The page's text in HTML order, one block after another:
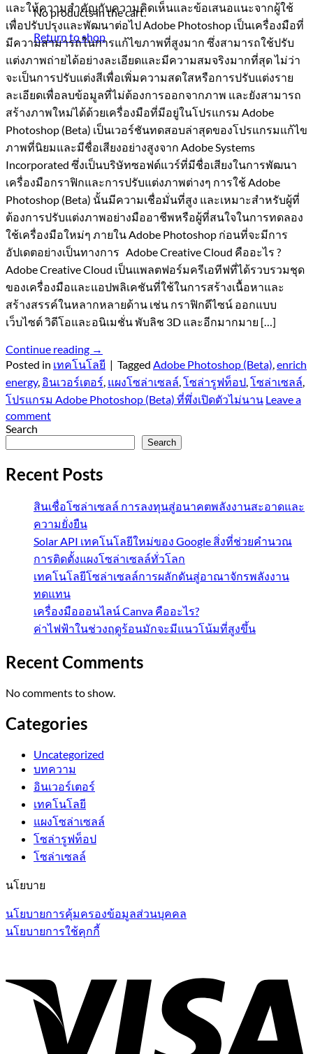
No products in the cart.
Return to shop
และให้ความสำคัญกับความคิดเห็นและข้อเสนอแนะจากผู้ใช้
เพื่อปรับปรุงและพัฒนาต่อไป Adobe Photoshop เป็นเครื่องมือที่
มีความสามารถในการแก้ไขภาพที่สูงมาก ซึ่งสามารถใช้ปรับ
แต่งภาพถ่ายได้อย่างละเอียดและมีความสมจริงมากที่สุด ไม่ว่า
จะเป็นการปรับแต่งสีเพื่อเพิ่มความสดใสหรือการปรับแต่งราย
ละเอียดเพื่อลบข้อมูลที่ไม่ต้องการออกจากภาพ และยังสามารถ
สร้างภาพใหม่ได้ด้วยเครื่องมือที่มีอยู่ในโปรแกรม Adobe
Photoshop (Beta) เป็นเวอร์ชันทดสอบล่าสุดของโปรแกรมแก้ไข
ภาพที่นิยมและมีชื่อเสียงอย่างสูงจาก Adobe Systems
Incorporated ซึ่งเป็นบริษัทซอฟต์แวร์ที่มีชื่อเสียงในการพัฒนา
เครื่องมือกราฟิกและการปรับแต่งภาพต่างๆ การใช้ Adobe
Photoshop (Beta) นั้นมีความเชื่อมั่นที่สูง และเหมาะสำหรับผู้ที่
ต้องการปรับแต่งภาพอย่างมืออาชีพหรือผู้ที่สนใจในการทดลอง
ใช้เครื่องมือใหม่ๆ ภายใน Adobe Photoshop ก่อนที่จะมีการ
อัปเดตอย่างเป็นทางการ Adobe Creative Cloud คืออะไร ?
Adobe Creative Cloud เป็นแพลตฟอร์มครีเอทีฟที่ได้รวบรวมชุด
ของเครื่องมือและแอปพลิเคชันที่ใช้ในการสร้างเนื้อหาและ
สร้างสรรค์ในหลากหลายด้าน เช่น กราฟิกดีไซน์ ออกแบบ
เว็บไซต์ วิดีโอและอนิเมชั่น พับลิช 3D และอีกมากมาย […]
Continue reading →
Posted in เทคโนโลยี | Tagged Adobe Photoshop (Beta),enrich
energy, อินเวอร์เตอร์, แผงโซล่าเซลล์,โซล่ารูฟท็อป,โซล่าเซลล์,
โปรแกรม Adobe Photoshop (Beta) ที่พึ่งเปิดตัวไม่นาน Leave a
comment
Search
Search
Recent Posts
สินเชื่อโซล่าเซลล์ การลงทุนสู่อนาคตพลังงานสะอาดและ
ความยั่งยืน
Solar API เทคโนโลยีใหม่ของ Google สิ่งที่ช่วยคำนวณ
การติดตั้งแผงโซล่าเซลล์ทั่วโลก
เทคโนโลยีโซล่าเซลล์การผลักดันสู่อาณาจักรพลังงาน
ทดแทน
เครื่องมือออนไลน์ Canva คืออะไร?
ค่าไฟฟ้าในช่วงฤดูร้อนมักจะมีแนวโน้มที่สูงขึ้น
Recent Comments
No comments to show.
Categories
Uncategorized
บทความ
อินเวอร์เตอร์
เทคโนโลยี
แผงโซล่าเซลล์
โซล่ารูฟท็อป
โซล่าเซลล์
นโยบาย
นโยบายการคุ้มครองข้อมูลส่วนบุคคล
นโยบายการใช้คุกกี้